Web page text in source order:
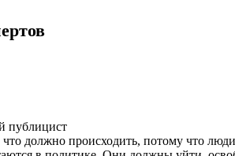
публицист
должно происходить, потому что